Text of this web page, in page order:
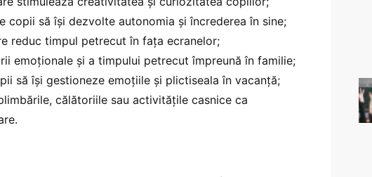
copii să își dezvolte autonomia și încrederea în sine;
reduc timpul petrecut în fața ecranelor;
emoționale și a timpului petrecut împreună în familie;
să își gestioneze emoțiile și plictiseala în vacanță;
călătoriile sau activitățile casnice ca